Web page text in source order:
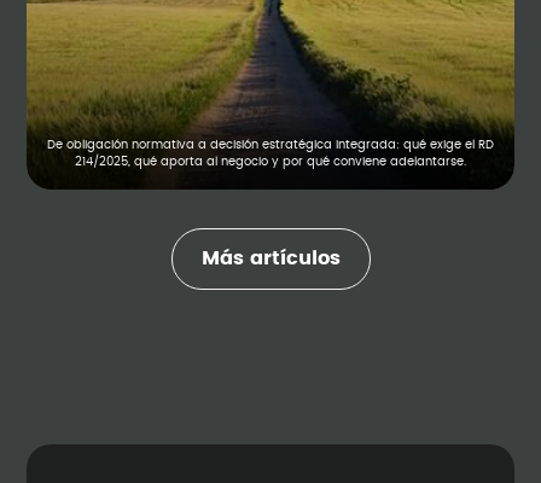
De obligación normativa a decisión estratégica integrada: qué exige el RD
214/2025, qué aporta al negocio y por qué conviene adelantarse.
Más artículos